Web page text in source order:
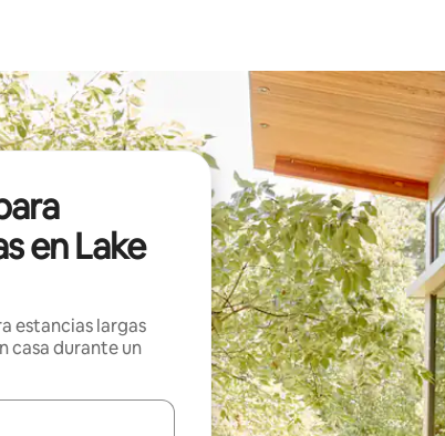
en Lake
estancias largas
casa durante un